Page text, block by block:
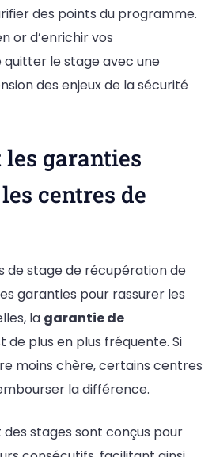
des points du programme.
or d’enrichir vos
le stage avec une
des enjeux de la sécurité
les garanties
centres de
de stage de récupération de
garanties pour rassurer les
la garantie de
de plus en plus fréquente. Si
moins chère, certains centres
la différence.
stages sont conçus pour